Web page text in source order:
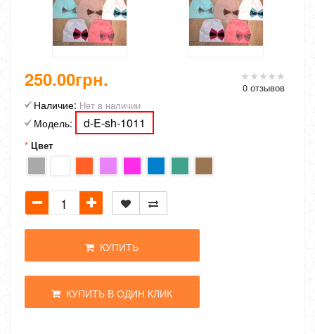
0 отзывов
250.00грн.
Наличие: Нет в наличии
Модель: d-E-sh-1011
Цвет
КУПИТЬ
КУПИТЬ В ОДИН КЛИК